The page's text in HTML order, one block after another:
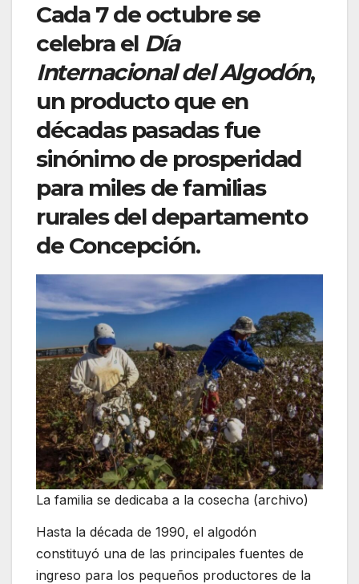
Cada 7 de octubre se
celebra el Día
Internacional del Algodón,
un producto que en
décadas pasadas fue
sinónimo de prosperidad
para miles de familias
rurales del departamento
de Concepción.
La familia se dedicaba a la cosecha (archivo)
Hasta la década de 1990, el algodón
constituyó una de las principales fuentes de
ingreso para los pequeños productores de la